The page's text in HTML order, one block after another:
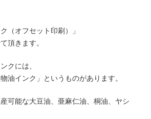
（オフセット印刷）」
頂きます。
クには、
油インク」というものがあります。
可能な大豆油、亜麻仁油、桐油、ヤシ